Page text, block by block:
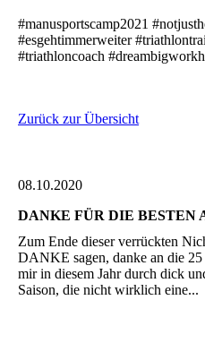
#manusportscamp2021
#esgehtimmerweiter
#triathloncoach
Zurück zur Übersicht
08.10.2020
DANKE FÜR DIE BESTEN
Zum Ende dieser verrückten
DANKE sagen, danke an die
mir in diesem Jahr durch dick
Saison, die nicht wirklich eine...